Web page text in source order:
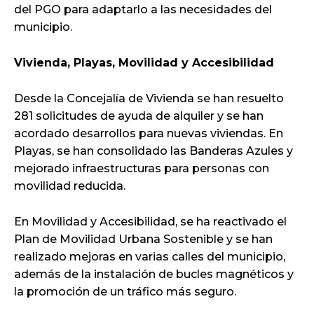
del PGO para adaptarlo a las necesidades del
municipio.
Vivienda, Playas, Movilidad y Accesibilidad
Desde la Concejalía de Vivienda se han resuelto
281 solicitudes de ayuda de alquiler y se han
acordado desarrollos para nuevas viviendas. En
Playas, se han consolidado las Banderas Azules y
mejorado infraestructuras para personas con
movilidad reducida.
En Movilidad y Accesibilidad, se ha reactivado el
Plan de Movilidad Urbana Sostenible y se han
realizado mejoras en varias calles del municipio,
además de la instalación de bucles magnéticos y
la promoción de un tráfico más seguro.